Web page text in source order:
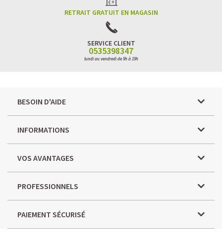
RETRAIT GRATUIT EN MAGASIN
SERVICE CLIENT
0535398347
lundi au vendredi de 9h à 19h
BESOIN D'AIDE
INFORMATIONS
VOS AVANTAGES
PROFESSIONNELS
PAIEMENT SÉCURISÉ